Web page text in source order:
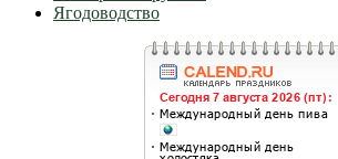
Ягодоводство